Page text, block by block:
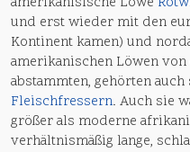
und erst wieder mit den
Kontinent kamen) und
amerikanischen Löwen
abstammten, gehörten
Fleischfressern. Auch sie
größer als moderne
verhältnismäßig lange,